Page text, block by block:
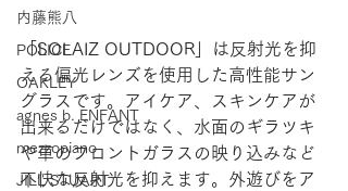
内藤熊八
POLICE
OAKLEY
agnes b. ENFANT
mezzopiano
JILL STUART
「SOLAIZ OUTDOOR」は反射光を抑
える偏光レンズを使用した高性能サン
グラスです。アイケア、スキンケアが
出来るだけではなく、水面のギラツキ
や車のフロントガラスの映り込みなど
不快な反射光を抑えます。外遊びをア